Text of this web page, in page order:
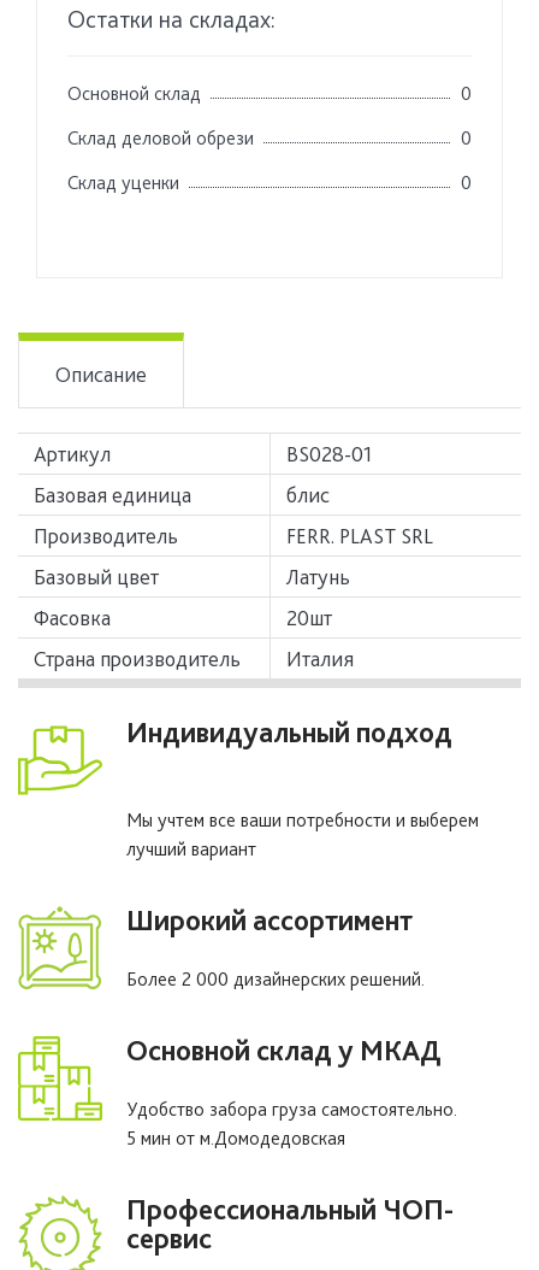
Остатки на складах:
Основной склад
0
Склад деловой обрези
0
Склад уценки
0
Описание
Артикул
BS028-01
Базовая единица
блис
Производитель
FERR. PLAST SRL
Базовый цвет
Латунь
Фасовка
20шт
Страна производитель
Италия
Индивидуальный подход
Мы учтем все ваши потребности и выберем
лучший вариант
Широкий ассортимент
Более 2 000 дизайнерских решений.
Основной склад у МКАД
Удобство забора груза самостоятельно.
5 мин от м.Домодедовская
Профессиональный ЧОП-
сервис